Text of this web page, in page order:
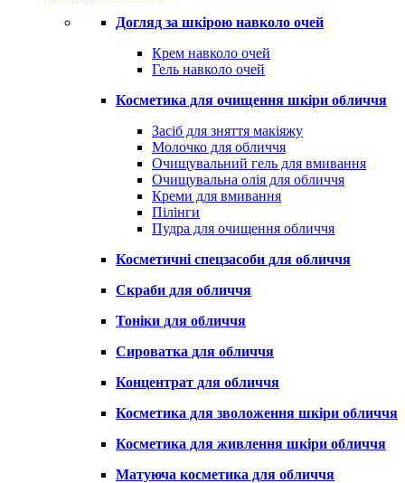
Догляд за шкірою навколо очей
Крем навколо очей
Гель навколо очей
Косметика для очищення шкіри обличчя
Засіб для зняття макіяжу
Молочко для обличчя
Очищувальний гель для вмивання
Очищувальна олія для обличчя
Креми для вмивання
Пілінги
Пудра для очищення обличчя
Косметичні спецзасоби для обличчя
Скраби для обличчя
Тоніки для обличчя
Сироватка для обличчя
Концентрат для обличчя
Косметика для зволоження шкіри обличчя
Косметика для живлення шкіри обличчя
Матуюча косметика для обличчя